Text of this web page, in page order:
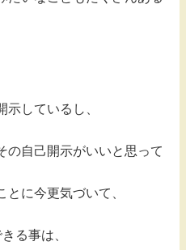
しているし、
の自己開示がいいと思って
に今更気づいて、
る事は、